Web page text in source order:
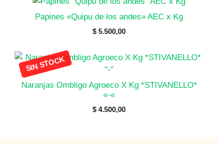
Papines «Quipu de los andes» AEC x Kg
$ 5.500,00
Naranjas Ombligo Agroeco X Kg *STIVANELLO*
«-«
$ 4.500,00